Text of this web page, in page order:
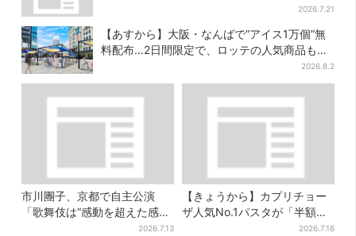
2026.7.21
【あすから】大阪・なんばで“アイス1万個”無
料配布…2日間限定で、ロッテの人気商品もら
2026.8.2
市川團子、京都で自主公演
「歌舞伎は“感動を超えた感
動”がある」戦友・市川染五郎
2026.7.13
【きょうから】カプリチョー
ザ人気No.1パスタが「半額」
に！大創業祭の第2弾まもなく
2026.7.16